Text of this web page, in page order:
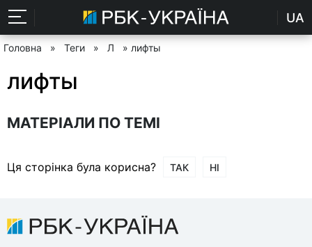
UA
Головна » Теги » Л » лифты
лифты
МАТЕРІАЛИ ПО ТЕМІ
Ця сторінка була корисна? ТАК НІ